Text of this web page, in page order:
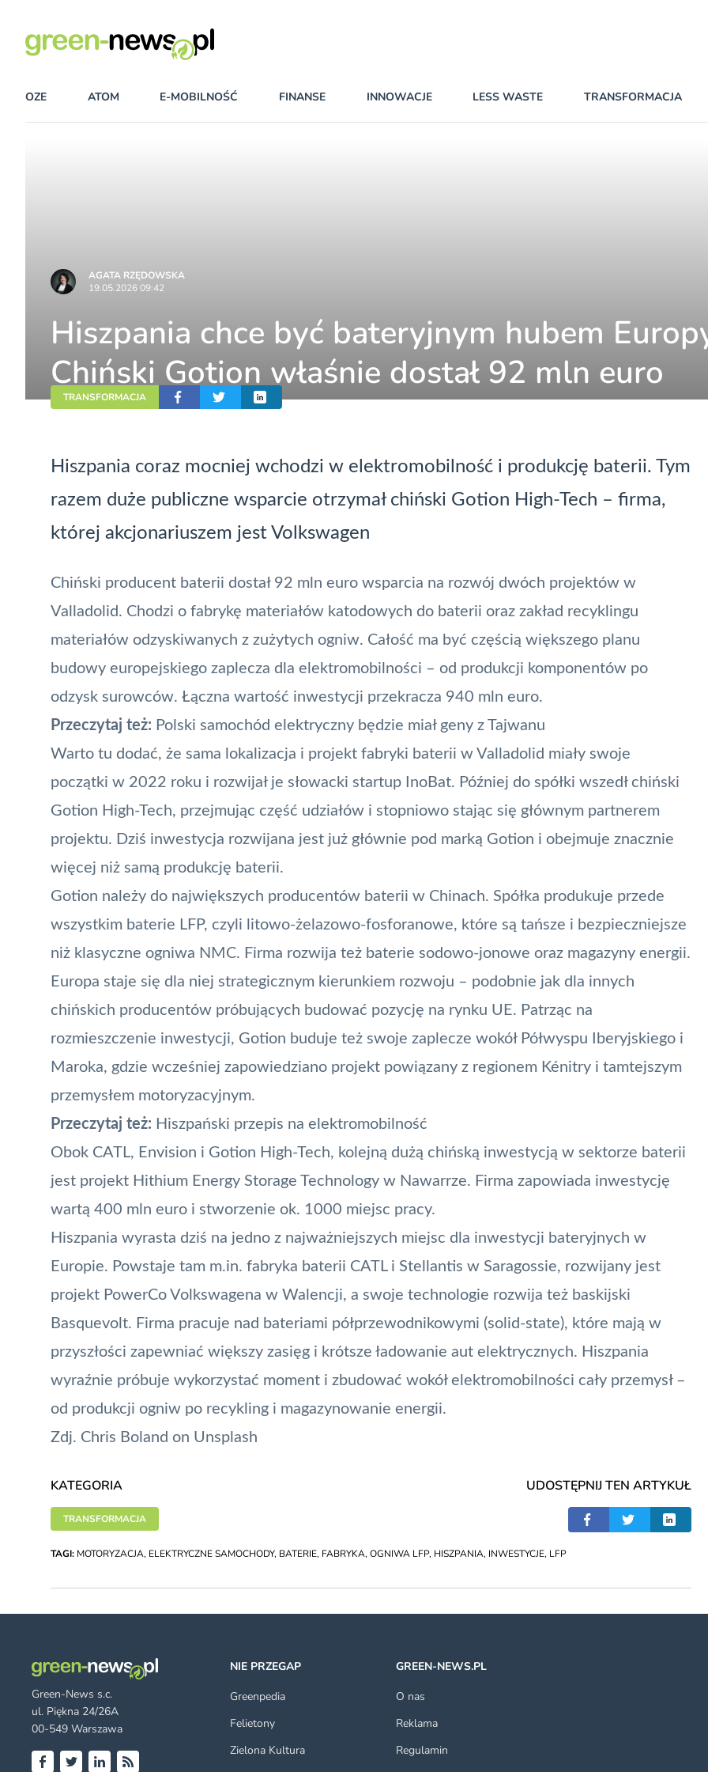
OZE ATOM E-MOBILNOŚĆ FINANSE INNOWACJE LESS WASTE TRANSFORMACJA
AGATA RZĘDOWSKA
19.05.2026 09:42
Hiszpania chce być bateryjnym hubem
Chiński Gotion właśnie dostał 92 mln euro
TRANSFORMACJA
Hiszpania coraz mocniej wchodzi w elektromobilność i produkcję baterii. Tym
razem duże publiczne wsparcie otrzymał chiński Gotion High-Tech – firma,
której akcjonariuszem jest Volkswagen
Chiński producent baterii dostał 92 mln euro wsparcia na rozwój dwóch projektów w
Valladolid. Chodzi o fabrykę materiałów katodowych do baterii oraz zakład recyklingu
materiałów odzyskiwanych z zużytych ogniw. Całość ma być częścią większego planu
budowy europejskiego zaplecza dla elektromobilności – od produkcji komponentów po
odzysk surowców. Łączna wartość inwestycji przekracza 940 mln euro.
Przeczytaj też: Polski samochód elektryczny będzie miał geny z Tajwanu
Warto tu dodać, że sama lokalizacja i projekt fabryki baterii w Valladolid miały swoje
początki w 2022 roku i rozwijał je słowacki startup InoBat. Później do spółki wszedł chiński
Gotion High-Tech, przejmując część udziałów i stopniowo stając się głównym partnerem
projektu. Dziś inwestycja rozwijana jest już głównie pod marką Gotion i obejmuje znacznie
więcej niż samą produkcję baterii.
Gotion należy do największych producentów baterii w Chinach. Spółka produkuje przede
wszystkim baterie LFP, czyli litowo-żelazowo-fosforanowe, które są tańsze i bezpieczniejsze
niż klasyczne ogniwa NMC. Firma rozwija też baterie sodowo-jonowe oraz magazyny energii.
Europa staje się dla niej strategicznym kierunkiem rozwoju – podobnie jak dla innych
chińskich producentów próbujących budować pozycję na rynku UE. Patrząc na
rozmieszczenie inwestycji, Gotion buduje też swoje zaplecze wokół Półwyspu Iberyjskiego i
Maroka, gdzie wcześniej zapowiedziano projekt powiązany z regionem Kénitry i tamtejszym
przemysłem motoryzacyjnym.
Przeczytaj też: Hiszpański przepis na elektromobilność
Obok CATL, Envision i Gotion High-Tech, kolejną dużą chińską inwestycją w sektorze baterii
jest projekt Hithium Energy Storage Technology w Nawarrze. Firma zapowiada inwestycję
wartą 400 mln euro i stworzenie ok. 1000 miejsc pracy.
Hiszpania wyrasta dziś na jedno z najważniejszych miejsc dla inwestycji bateryjnych w
Europie. Powstaje tam m.in. fabryka baterii CATL i Stellantis w Saragossie, rozwijany jest
projekt PowerCo Volkswagena w Walencji, a swoje technologie rozwija też baskijski
Basquevolt. Firma pracuje nad bateriami półprzewodnikowymi (solid-state), które mają w
przyszłości zapewniać większy zasięg i krótsze ładowanie aut elektrycznych. Hiszpania
wyraźnie próbuje wykorzystać moment i zbudować wokół elektromobilności cały przemysł –
od produkcji ogniw po recykling i magazynowanie energii.
Zdj. Chris Boland on Unsplash
KATEGORIA
TRANSFORMACJA
UDOSTĘPNIJ TEN ARTYKUŁ
TAGI: MOTORYZACJA, ELEKTRYCZNE SAMOCHODY, BATERIE, FABRYKA, OGNIWA LFP, HISZPANIA, INWESTYCJE, LFP
Green-News s.c.
ul. Piękna 24/26A
00-549 Warszawa
NIE PRZEGAP
Greenpedia
Felietony
Zielona Kultura
GREEN-NEWS.PL
O nas
Reklama
Regulamin